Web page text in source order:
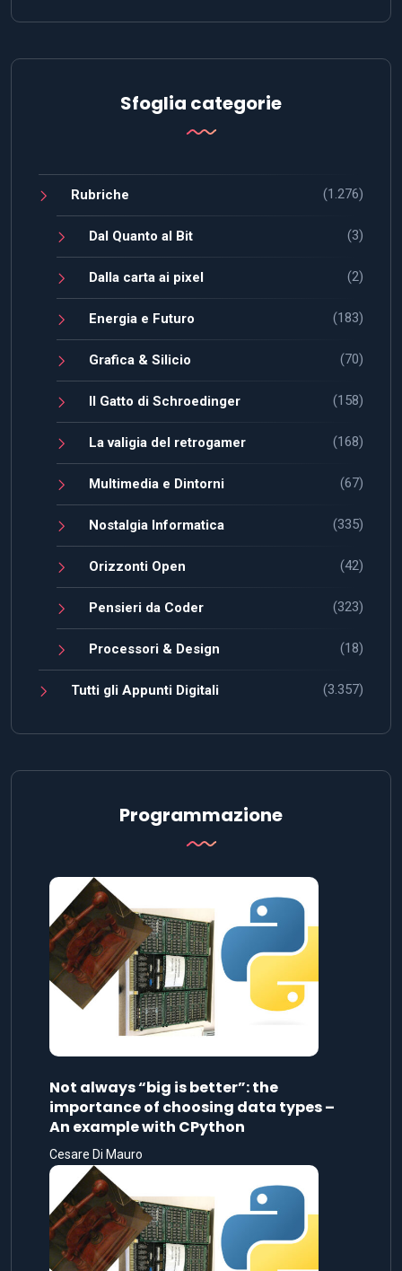
Sfoglia categorie
Rubriche (1.276)
Dal Quanto al Bit (3)
Dalla carta ai pixel (2)
Energia e Futuro (183)
Grafica & Silicio (70)
Il Gatto di Schroedinger (158)
La valigia del retrogamer (168)
Multimedia e Dintorni (67)
Nostalgia Informatica (335)
Orizzonti Open (42)
Pensieri da Coder (323)
Processori & Design (18)
Tutti gli Appunti Digitali (3.357)
Programmazione
Not always “big is better”: the
importance of choosing data types –
An example with CPython
Cesare Di Mauro